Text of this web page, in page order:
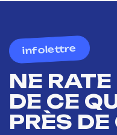
infolettre
NE
DE CE
PRÈS